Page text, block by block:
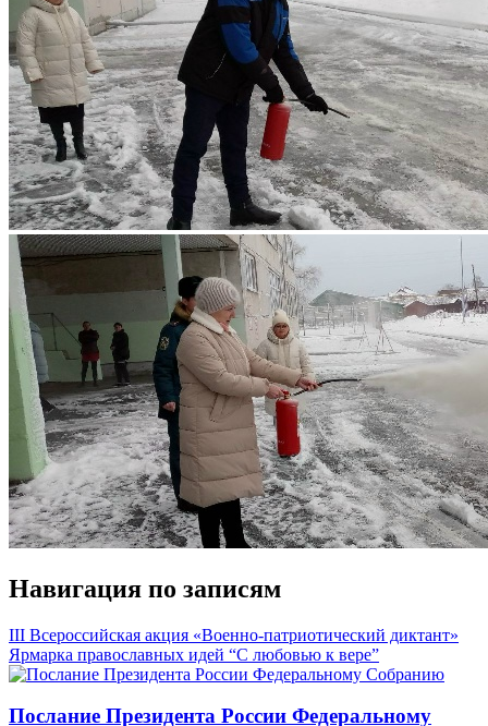
Навигация по записям
III Всероссийская акция «Военно-патриотический диктант»
Ярмарка православных идей “С любовью к вере”
Послание Президента России Федеральному